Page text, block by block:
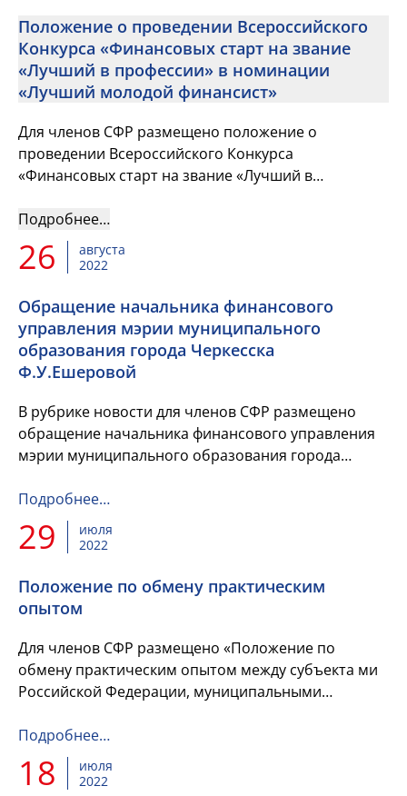
Положение о проведении Всероссийского
Конкурса «Финансовых старт на звание
«Лучший в профессии» в номинации
«Лучший молодой финансист»
Для членов СФР размещено положение о
проведении Всероссийского Конкурса
«Финансовых старт на звание «Лучший в
финансист» (утверждено 30 августа 2022 г.)
Подробнее…
26
августа
2022
Обращение начальника финансового
управления мэрии муниципального
образования города Черкесска
Ф.У.Ешеровой
В рубрике новости для членов СФР размещено
обращение начальника финансового управления
мэрии муниципального образования города
затрат на финансирование благоу...
Подробнее…
29
июля
2022
Положение по обмену практическим
опытом
Для членов СФР размещено «Положение по
обмену практическим опытом между субъекта ми
Российской Федерации, муниципальными
практического применения положений нормат...
Подробнее…
18
июля
2022